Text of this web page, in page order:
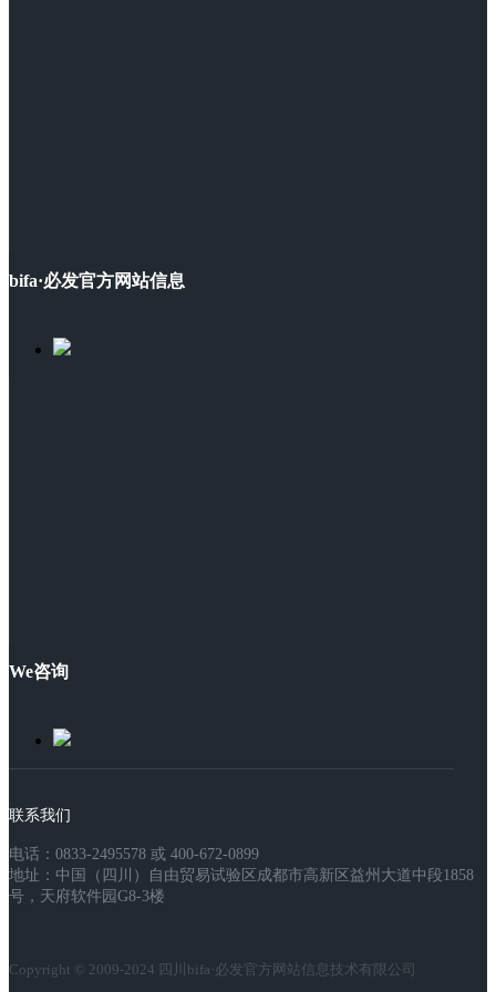
bifa·必发官方网站信息
We咨询
联系我们
电话：0833-2495578 或 400-672-0899
地址：中国（四川）自由贸易试验区成都市高新区益州大道中段1858
号，天府软件园G8-3楼
Copyright © 2009-2024 四川bifa·必发官方网站信息技术有限公司